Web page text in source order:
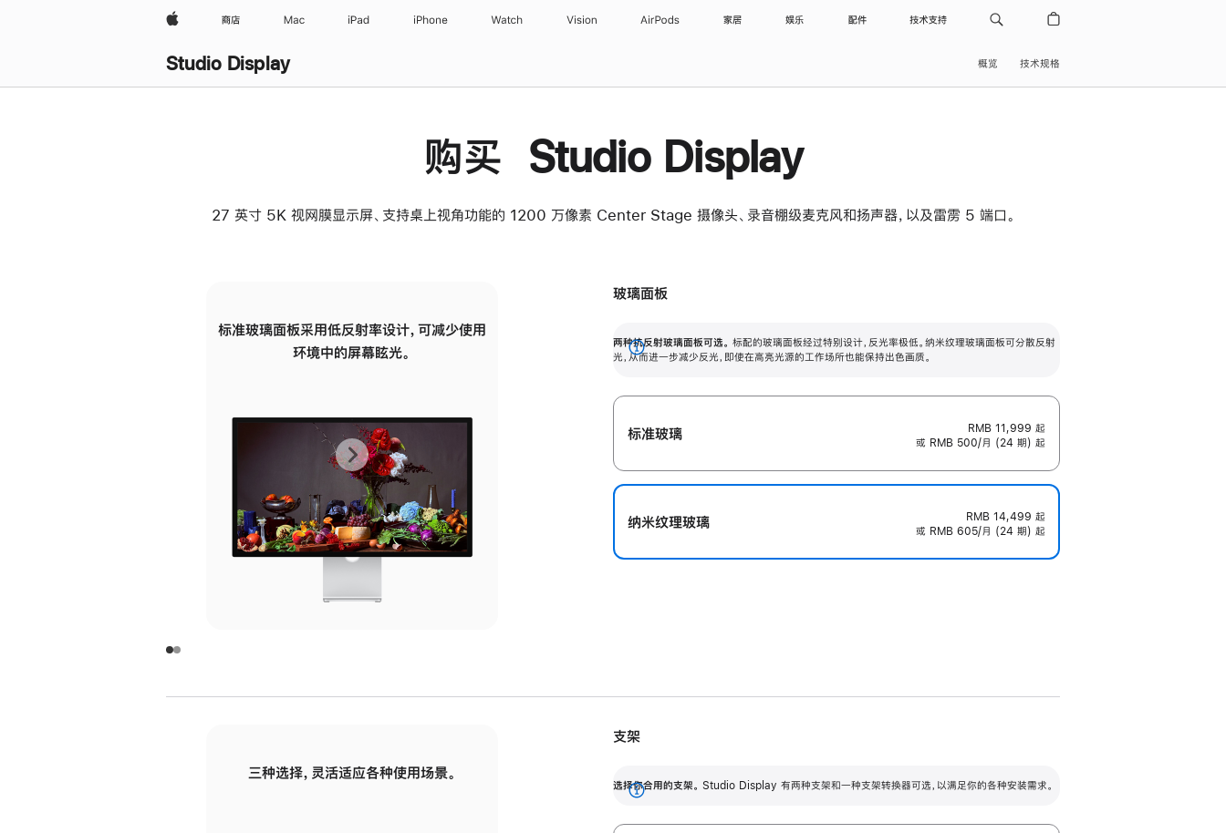
Apple 商店 Mac iPad iPhone Watch Vision AirPods 家居 娱乐 配件 技术支持
Studio Display 概览 技术规格
购买 Studio Display
27 英寸 5K 视网膜显示屏、支持桌上视角功能的 1200 万像素 Center Stage 摄像头、录音棚级麦克风和扬声器，以及雷雳 5 端口。
标准玻璃面板采用低反射率设计，可减少使用
环境中的屏幕眩光。
有高亮光源的场所使用，也能保持出色画质。
上
一
张
图
面
下
一
张
图
面
玻璃面板
两种抗反射玻璃面板可选。 标配的玻璃面板经过特别设计，反光率极低。纳米纹理玻璃面板可分散反射
光，从而进一步减少反光，即使在高亮光源的工作场所也能保持出色画质。
展
标准玻璃 RMB 11,999 起
或 RMB 500/月 (24 期) 起
纳米纹理玻璃 RMB 14,499 起
或 RMB 605/月 (24 期) 起
三种选择，灵活适应各种使用场景。
调节范围。
毫米的高度调节范围。
支架
选择你合用的支架。 Studio Display 有两种支架和一种支架转换器可选，以满足你的各种安装需求。
展
开